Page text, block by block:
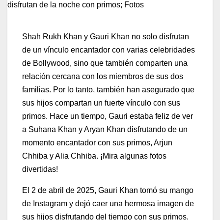
Shah Rukh Khan y Gauri Khan no solo disfrutan
de un vínculo encantador con varias celebridades
de Bollywood, sino que también comparten una
relación cercana con los miembros de sus dos
familias. Por lo tanto, también han asegurado que
sus hijos compartan un fuerte vínculo con sus
primos. Hace un tiempo, Gauri estaba feliz de ver
a Suhana Khan y Aryan Khan disfrutando de un
momento encantador con sus primos, Arjun
Chhiba y Alia Chhiba. ¡Mira algunas fotos
divertidas!
El 2 de abril de 2025, Gauri Khan tomó su mango
de Instagram y dejó caer una hermosa imagen de
sus hijos disfrutando del tiempo con sus primos.